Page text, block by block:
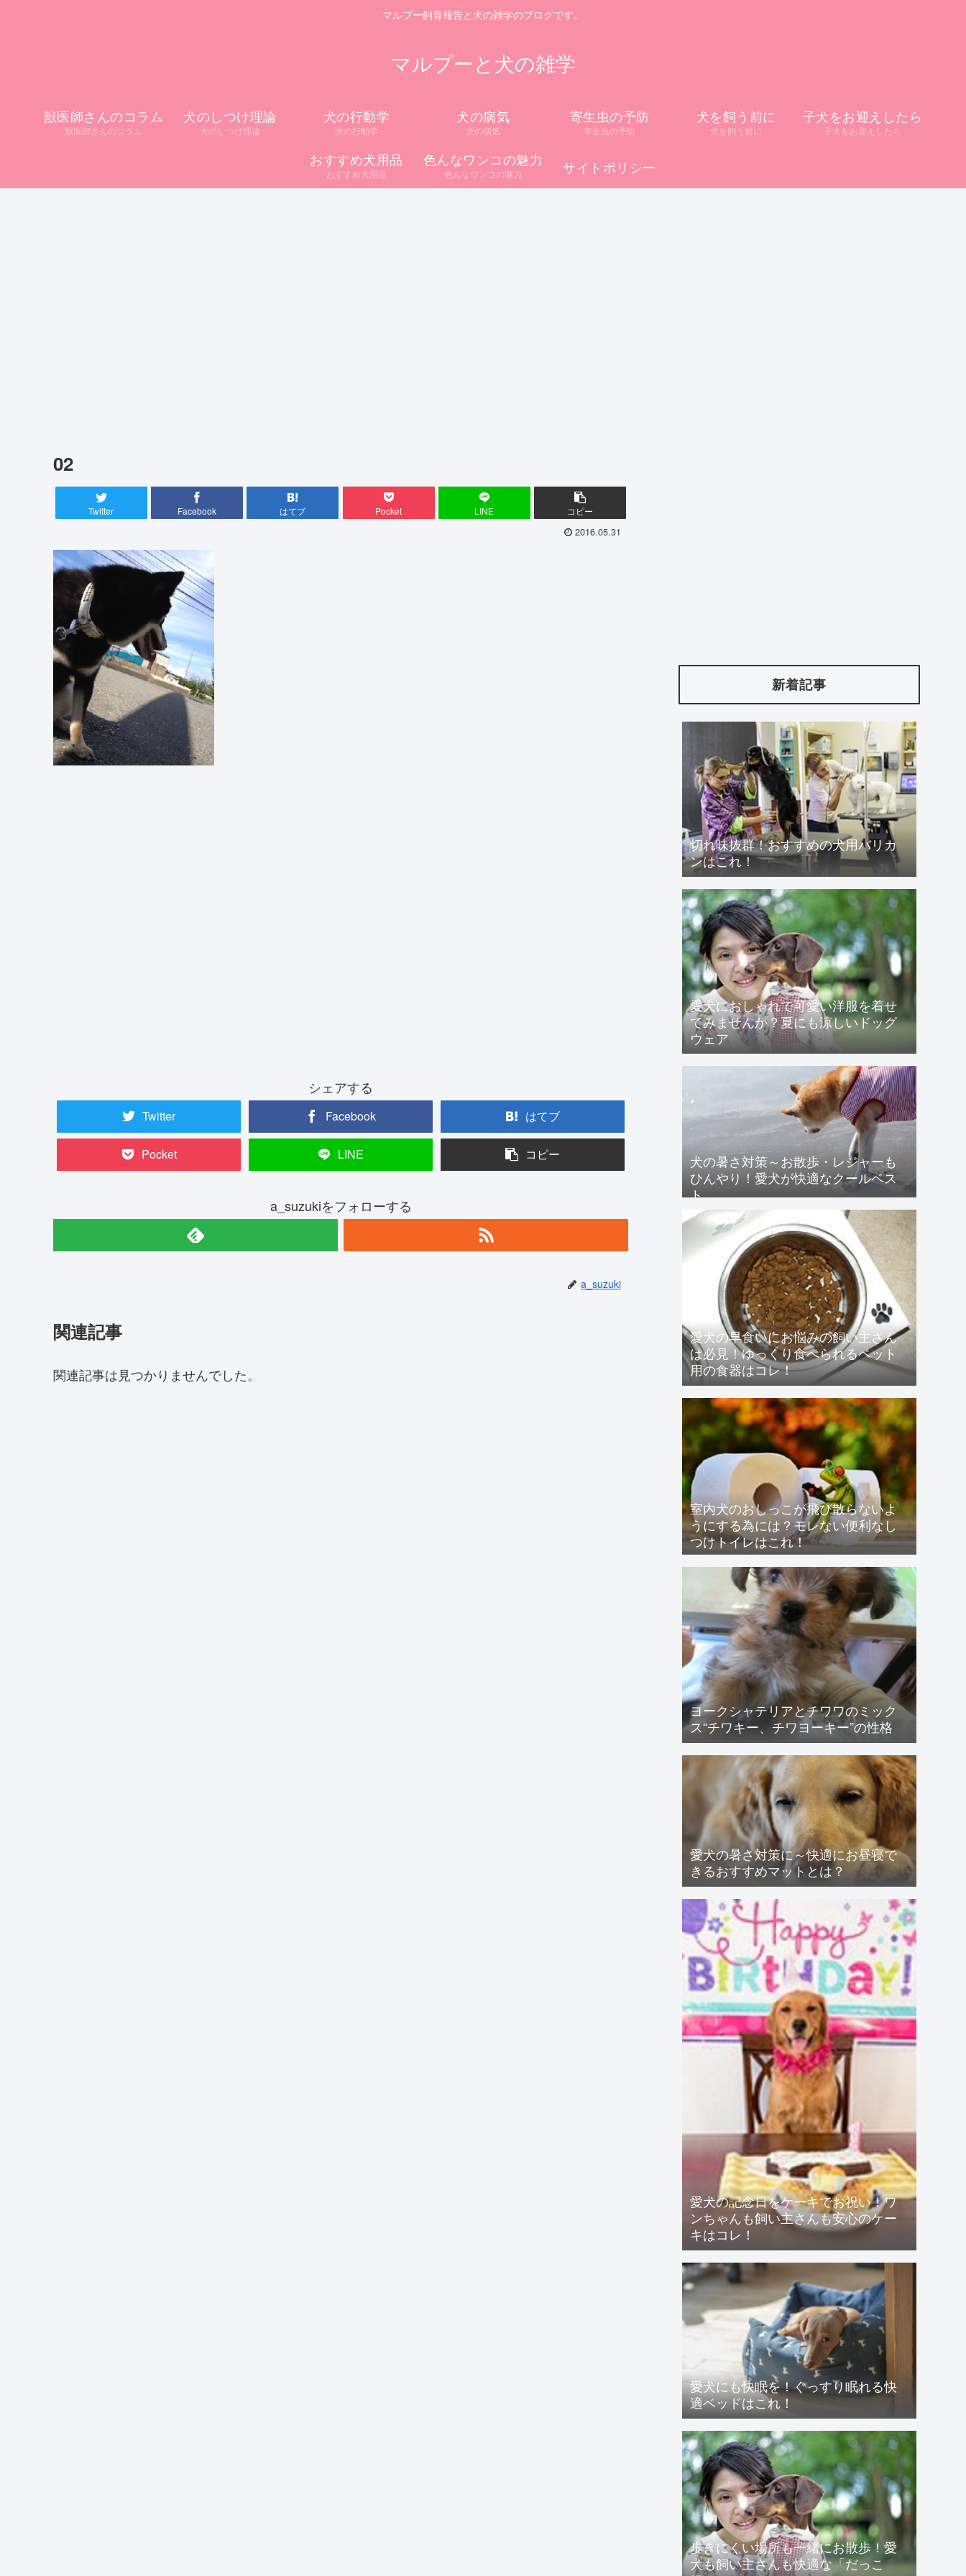
マルプー飼育報告と犬の雑学のブログです。
マルプーと犬の雑学
獣医師さんのコラム
獣医師さんのコラム
犬のしつけ理論
犬のしつけ理論
犬の行動学
犬の行動学
犬の病気
犬の病気
寄生虫の予防
寄生虫の予防
犬を飼う前に
犬を飼う前に
子犬をお迎えしたら
子犬をお迎えしたら
おすすめ犬用品
おすすめ犬用品
色んなワンコの魅力
色んなワンコの魅力 サイトポリシー
02
Twitter Facebook はてブ Pocket LINE コピー
2016.05.31
シェアする
Twitter Facebook はてブ
Pocket LINE コピー
a_suzukiをフォローする
a_suzuki
関連記事
関連記事は見つかりませんでした。
新着記事
切れ味抜群！おすすめの犬用バリカ
ンはこれ！
愛犬におしゃれで可愛い洋服を着せ
てみませんか？夏にも涼しいドッグ
ウェア
犬の暑さ対策～お散歩・レジャーも
ひんやり！愛犬が快適なクールベス
ト
愛犬の早食いにお悩みの飼い主さん
は必見！ゆっくり食べられるペット
用の食器はコレ！
室内犬のおしっこが飛び散らないよ
うにする為には？モレない便利なし
つけトイレはこれ！
ヨークシャテリアとチワワのミック
ス“チワキー、チワヨーキー”の性格
愛犬の暑さ対策に～快適にお昼寝で
きるおすすめマットとは？
愛犬の記念日をケーキでお祝い！ワ
ンちゃんも飼い主さんも安心のケー
キはコレ！
愛犬にも快眠を！ぐっすり眠れる快
適ベッドはこれ！
歩きにくい場所も一緒にお散歩！愛
犬も飼い主さんも快適な「だっこ